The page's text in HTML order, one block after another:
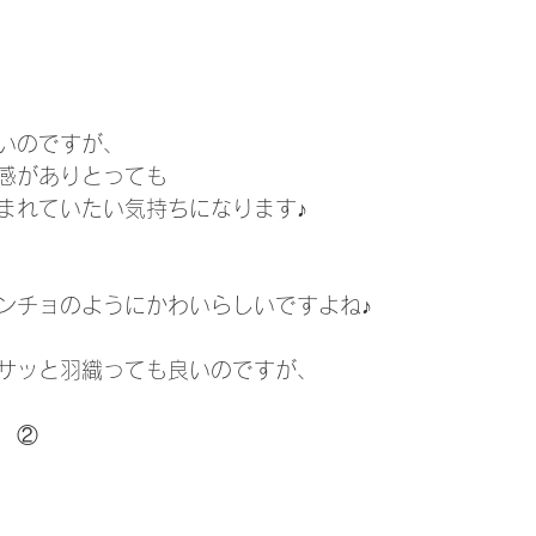
のですが、
がありとっても
れていたい気持ちになります♪
チョのようにかわいらしいですよね♪
ッと羽織っても良いのですが、